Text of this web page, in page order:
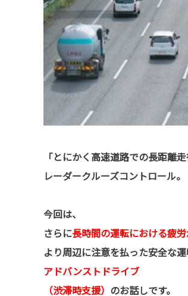
「とにかく高速道路での長距離
レーダークルーズコントロール。
今回は、
さらに長時間の運転における疲
より周辺に注意を払った安全な
アドバンストドライブ
（渋滞時支援） のお話しです。